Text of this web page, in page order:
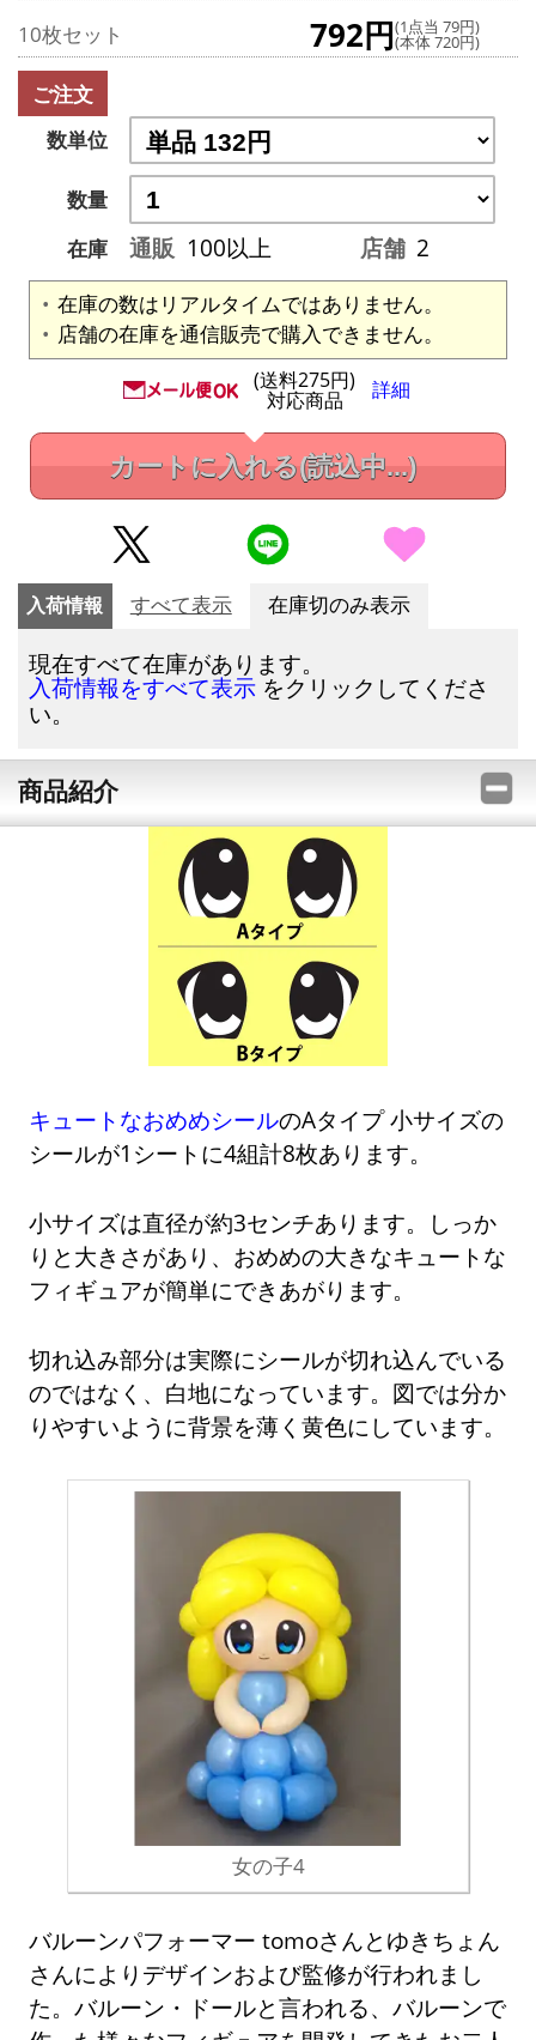
10枚セット 792円(1点当 79円)
(本体 720円)
ご注文
数単位
数量
在庫
通販 100以上 店舗 2
在庫の数はリアルタイムではありません。
店舗の在庫を通信販売で購入できません。
(送料275円)
対応商品 詳細
カートに入れる(読込中...)
入荷情報 すべて表示 在庫切のみ表示
現在すべて在庫があります。
入荷情報をすべて表示 をクリックしてくださ
い。
商品紹介
キュートなおめめシールのAタイプ 小サイズの
シールが1シートに4組計8枚あります。
小サイズは直径が約3センチあります。しっか
りと大きさがあり、おめめの大きなキュートな
フィギュアが簡単にできあがります。
切れ込み部分は実際にシールが切れ込んでいる
のではなく、白地になっています。図では分か
りやすいように背景を薄く黄色にしています。
女の子4
バルーンパフォーマー tomoさんとゆきちょん
さんによりデザインおよび監修が行われまし
た。バルーン・ドールと言われる、バルーンで